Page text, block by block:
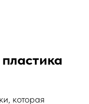
которая